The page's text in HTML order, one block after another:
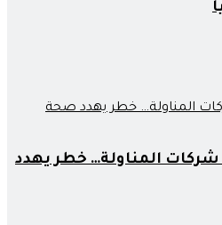
شركات المناولة… خطر يهدد